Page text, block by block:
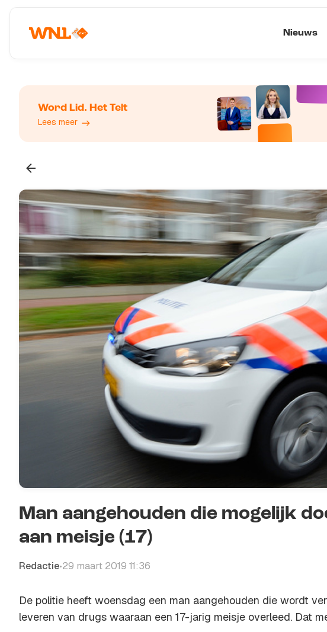
Nieuws
Word Lid. Het Telt
Lees meer
Man aangehouden die mogelijk
aan meisje (17)
Redactie•29 maart 2019 11:36
De politie heeft woensdag een man aangehouden die wordt
leveren van drugs waaraan een 17-jarig meisje overleed. Dat